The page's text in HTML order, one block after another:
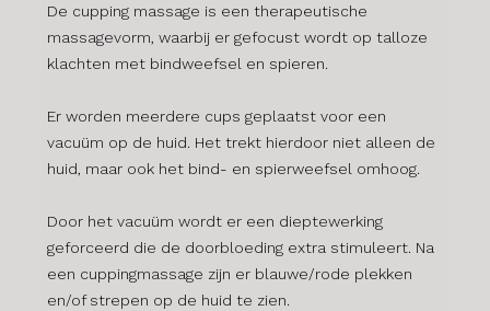
De cupping massage is een therapeutische
massagevorm, waarbij er gefocust wordt op talloze
klachten met bindweefsel en spieren.
Er worden meerdere cups geplaatst voor een
vacuüm op de huid. Het trekt hierdoor niet alleen de
huid, maar ook het bind- en spierweefsel omhoog.
Door het vacuüm wordt er een dieptewerking
geforceerd die de doorbloeding extra stimuleert. Na
een cuppingmassage zijn er blauwe/rode plekken
en/of strepen op de huid te zien.